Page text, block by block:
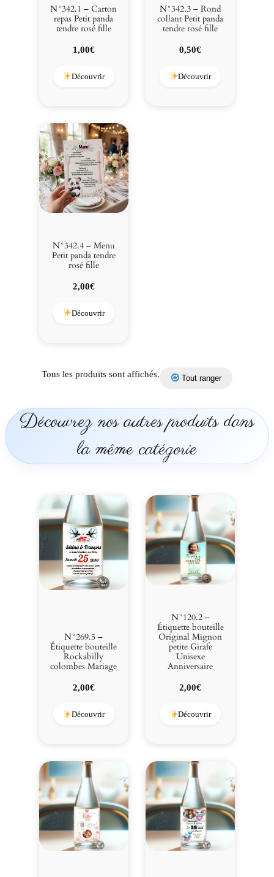
N°342.1 – Carton
repas Petit panda
tendre rosé fille
1,00€
Découvrir
N°342.3 – Rond
collant Petit panda
tendre rosé fille
0,50€
Découvrir
N°342.4 – Menu
Petit panda tendre
rosé fille
2,00€
Découvrir
Tous les produits sont affichés. Tout ranger
Découvrez nos autres produits dans
la même catégorie
N°269.5 –
Étiquette bouteille
Rockabilly
colombes Mariage
2,00€
Découvrir
N°120.2 –
Étiquette bouteille
Original Mignon
petite Girafe
Unisexe
Anniversaire
2,00€
Découvrir